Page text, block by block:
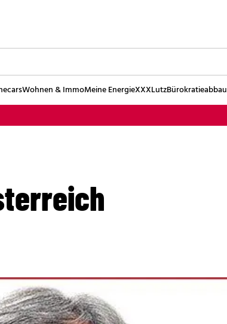
Wohnen & ImmoMeine EnergieXXXLutzBürokratieabbau